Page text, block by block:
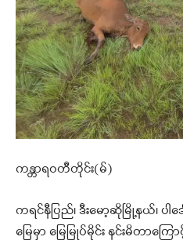
ကန္တာရဝတီတိုင်း(မ်)
ကရင်နီပြည်၊ ဒီးမော့ဆိုမြို့နယ်၊ ပါဒ
မြေမှာ မြေမြုပ်မိုင်း နင်းမိတာကြ